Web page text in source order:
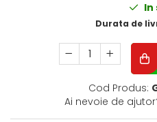
In
Durata de
Cod Produs:
Ai nevoie de